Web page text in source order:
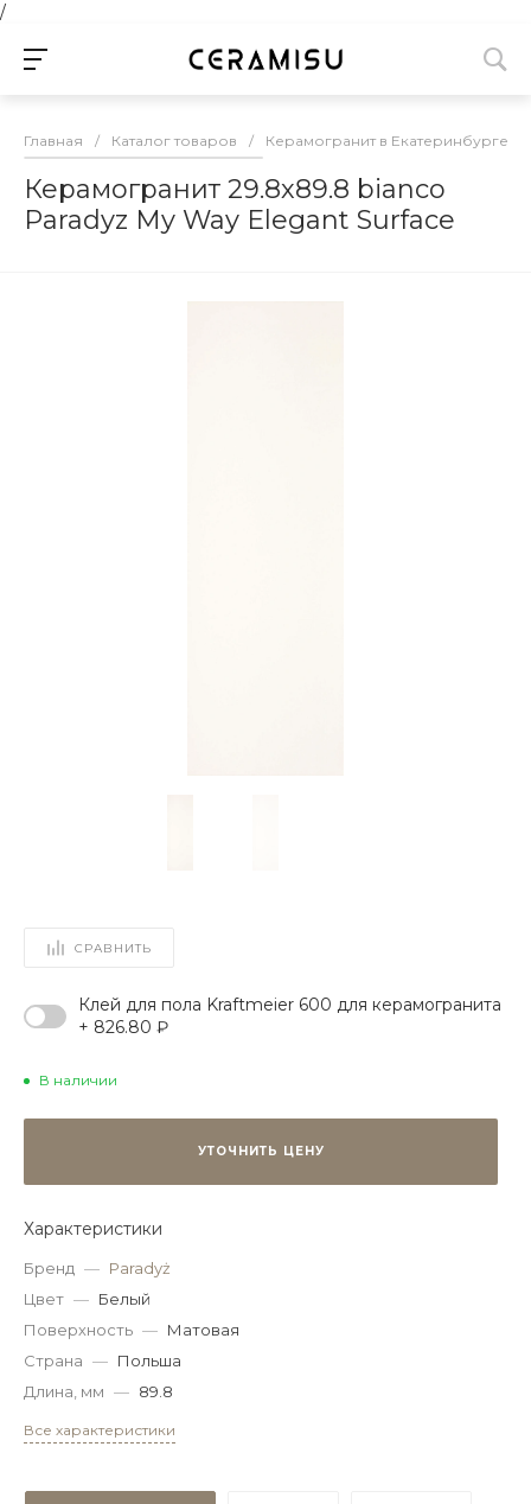
/
Главная / Каталог товаров / Керамогранит в Екатеринбурге
Керамогранит 29.8х89.8 bianco
Paradyz My Way Elegant Surface
СРАВНИТЬ
Клей для пола Kraftmeier 600 для керамогранита
+ 826.80 ₽
В наличии
УТОЧНИТЬ ЦЕНУ
Характеристики
Бренд — Paradyż
Цвет — Белый
Поверхность — Матовая
Страна — Польша
Длина, мм — 89.8
Все характеристики